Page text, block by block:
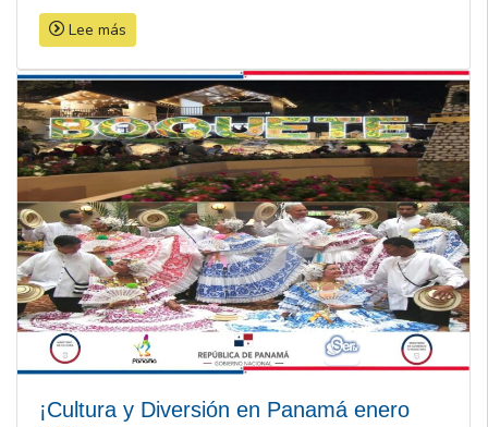
Lee más
¡Cultura y Diversión en Panamá enero